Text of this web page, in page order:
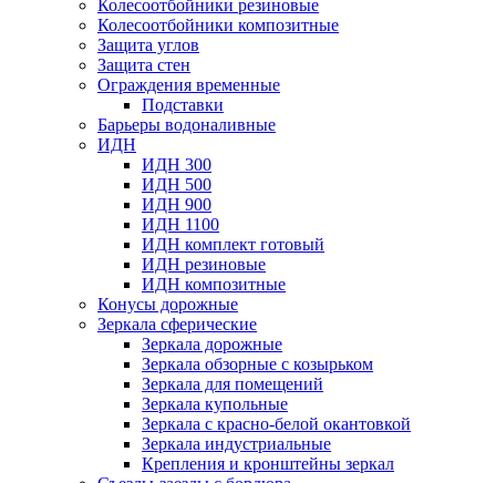
Колесоотбойники резиновые
Колесоотбойники композитные
Защита углов
Защита стен
Ограждения временные
Подставки
Барьеры водоналивные
ИДН
ИДН 300
ИДН 500
ИДН 900
ИДН 1100
ИДН комплект готовый
ИДН резиновые
ИДН композитные
Конусы дорожные
Зеркала сферические
Зеркала дорожные
Зеркала обзорные с козырьком
Зеркала для помещений
Зеркала купольные
Зеркала с красно-белой окантовкой
Зеркала индустриальные
Крепления и кронштейны зеркал